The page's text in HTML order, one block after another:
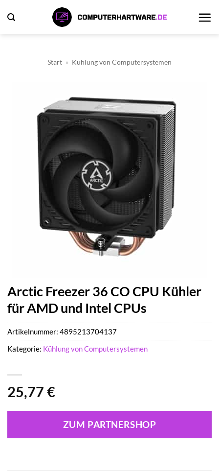
Inhalt
Start » Kühlung von Computersystemen
Arctic Freezer 36 CO CPU Kühler
für AMD und Intel CPUs
25,77 €
ZUM PARTNERSHOP
Artikelnummer: 4895213704137
Kategorie: Kühlung von Computersystemen